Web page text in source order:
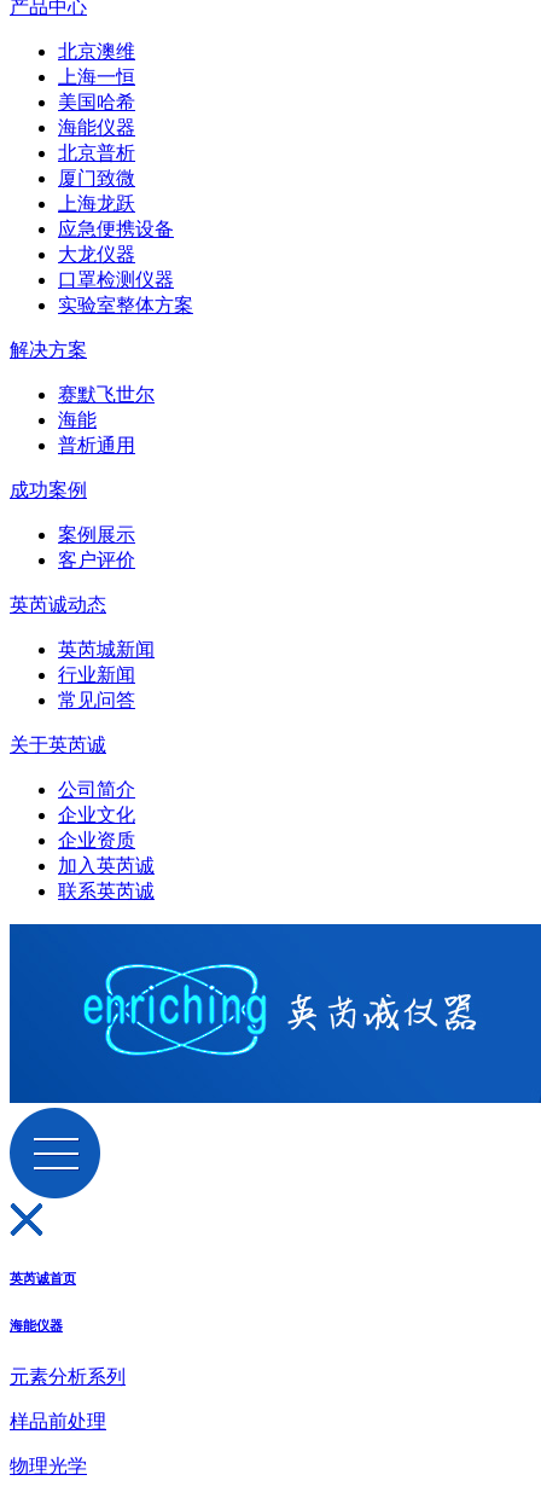
产品中心
北京澳维
上海一恒
美国哈希
海能仪器
北京普析
厦门致微
上海龙跃
应急便携设备
大龙仪器
口罩检测仪器
实验室整体方案
解决方案
赛默飞世尔
海能
普析通用
成功案例
案例展示
客户评价
英芮诚动态
英芮城新闻
行业新闻
常见问答
关于英芮诚
公司简介
企业文化
企业资质
加入英芮诚
联系英芮诚
英芮诚首页
海能仪器
元素分析系列
样品前处理
物理光学